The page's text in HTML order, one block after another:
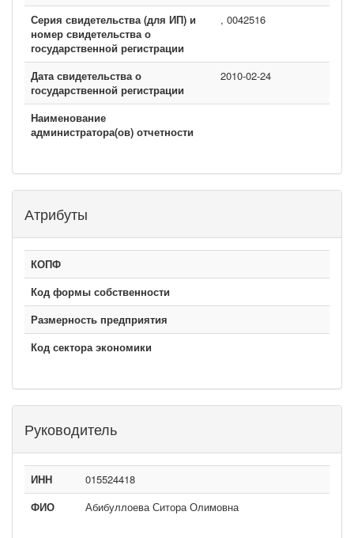
Серия свидетельства (для ИП) и
номер свидетельства о
государственной регистрации
, 0042516
Дата свидетельства о
государственной регистрации
2010-02-24
Наименование
администратора(ов) отчетности
Атрибуты
КОПФ
Код формы собственности
Размерность предприятия
Код сектора экономики
Руководитель
ИНН
015524418
ФИО
Абибуллоева Ситора Олимовна